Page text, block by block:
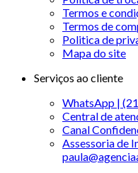
Termos e
Termos de
Politica de
Mapa do site
Serviços ao cliente
WhatsApp |
Central de
Canal
Assessoria de